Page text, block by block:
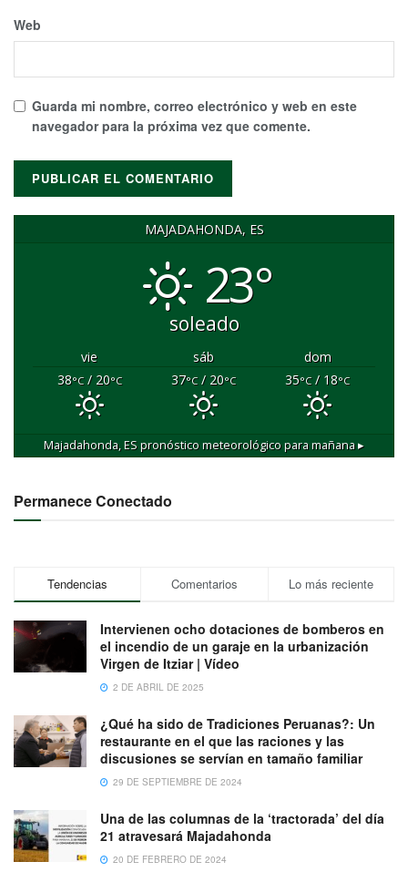
Web
Guarda mi nombre, correo electrónico y web en este
navegador para la próxima vez que comente.
MAJADAHONDA, ES
23°
soleado
vie sáb
dom
38°C/ 20°C 37°C/ 20°C 35°C/ 18°C
Majadahonda, ESpronóstico meteorológico para mañana ▸
Permanece Conectado
Tendencias Comentarios Lo más reciente
Intervienen ocho dotaciones de bomberos en
el incendio de un garaje en la urbanización
Virgen de Itziar | Vídeo
2 DE ABRIL DE 2025
¿Qué ha sido de Tradiciones Peruanas?: Un
restaurante en el que las raciones y las
discusiones se servían en tamaño familiar
29 DE SEPTIEMBRE DE 2024
Una de las columnas de la ‘tractorada’ del día
21 atravesará Majadahonda
20 DE FEBRERO DE 2024